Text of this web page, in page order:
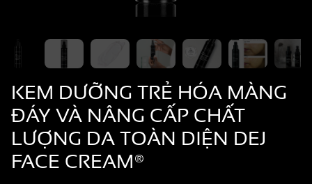
KEM DƯỠNG TRẺ HÓA MÀNG
ĐÁY VÀ NÂNG CẤP CHẤT
LƯỢNG DA TOÀN DIỆN DEJ
FACE CREAM®